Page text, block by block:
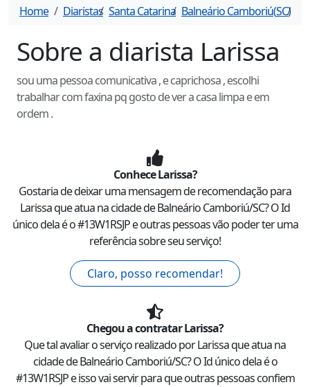
Home Diaristas Santa Catarina Balneário Camboriú(SC)
Sobre a diarista Larissa
sou uma pessoa comunicativa , e caprichosa , escolhi
trabalhar com faxina pq gosto de ver a casa limpa e em
ordem .
ConheceLarissa?
Gostaria de deixar uma mensagem de recomendação para
Larissaque atua na cidade deBalneário Camboriú/SC? O Id
único dela é o #13W1RSJPe outras pessoas vão poder ter uma
referência sobre seu serviço!
Claro, posso recomendar!
Chegou a contratarLarissa?
Que tal avaliar o serviço realizado porLarissaque atua na
cidade deBalneário Camboriú/SC? O Id único dela é o
#13W1RSJPe isso vai servir para que outras pessoas confiem